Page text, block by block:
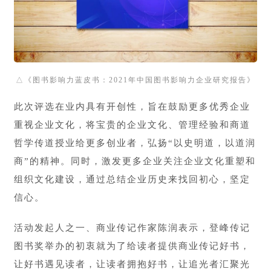
△ 《图书影响力蓝皮书：2021年中国图书影响力企业研究报告》
此次评选在业内具有开创性，旨在鼓励更多优秀企业
重视企业文化，将宝贵的企业文化、管理经验和商道
哲学传道授业给更多创业者，弘扬“以史明道，以道润
商”的精神。同时，激发更多企业关注企业文化重塑和
组织文化建设，通过总结企业历史来找回初心，坚定
信心。
活动发起人之一、商业传记作家陈润表示，登峰传记
图书奖举办的初衷就为了给读者提供商业传记好书，
让好书遇见读者，让读者拥抱好书，让追光者汇聚光